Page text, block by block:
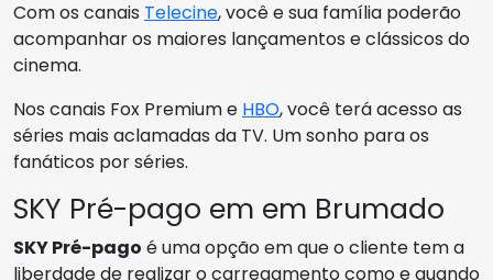
Com os canais Telecine, você e sua família poderão
acompanhar os maiores lançamentos e clássicos do
cinema.
Nos canais Fox Premium e HBO, você terá acesso as
séries mais aclamadas da TV. Um sonho para os
fanáticos por séries.
SKY Pré-pago em em Brumado
SKY Pré-pago é uma opção em que o cliente tem a
liberdade de realizar o carregamento como e quando